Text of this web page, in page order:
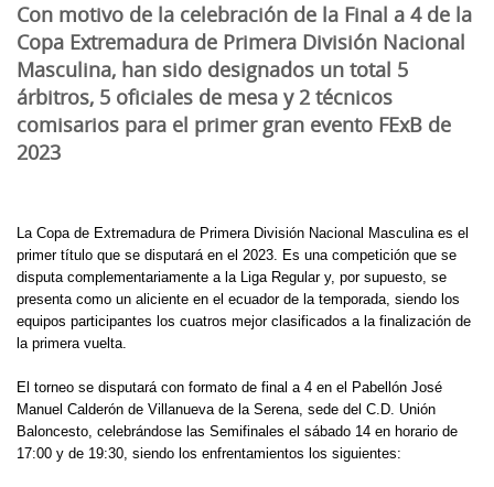
Con motivo de la celebración de la Final a 4 de la
Copa Extremadura de Primera División Nacional
Masculina, han sido designados un total 5
árbitros, 5 oficiales de mesa y 2 técnicos
comisarios para el primer gran evento FExB de
2023
La Copa de Extremadura de Primera División Nacional Masculina es el
primer título que se disputará en el 2023. Es una competición que se
disputa complementariamente a la Liga Regular y, por supuesto, se
presenta como un aliciente en el ecuador de la temporada, siendo los
equipos participantes los cuatros mejor clasificados a la finalización de
la primera vuelta.
El torneo se disputará con formato de final a 4 en el Pabellón José
Manuel Calderón de Villanueva de la Serena, sede del C.D. Unión
Baloncesto, celebrándose las Semifinales el sábado 14 en horario de
17:00 y de 19:30, siendo los enfrentamientos los siguientes: